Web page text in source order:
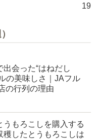
19
会った“はねだし
の美味しさ｜JAフル
の行列の理由
うもろこしを購入する
穫したとうもろこしは